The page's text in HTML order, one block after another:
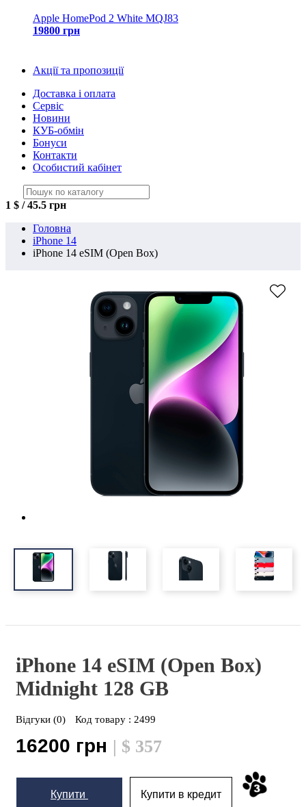
Apple HomePod 2 White MQJ83
19800 грн
Акції та пропозиції
Доставка і оплата
Сервіс
Новини
КУБ-обмін
Бонуси
Контакти
Особистий кабінет
1 $ / 45.5 грн
Головна
iPhone 14
iPhone 14 eSIM (Open Box)
iPhone 14 eSIM (Open Box)
Midnight 128 GB
Відгуки (0) Код товару : 2499
16200 грн | $ 357
Купити Купити в кредит